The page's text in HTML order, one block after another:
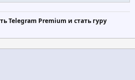
Telegram Premium и стать гуру